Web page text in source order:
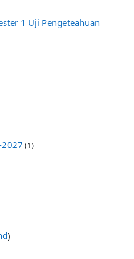
1 Uji Pengeteahuan
2027 (1)
)